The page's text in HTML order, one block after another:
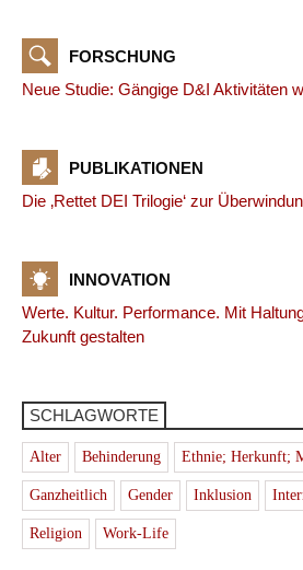
FORSCHUNG
Neue Studie: Gängige D&I Aktivitäten
PUBLIKATIONEN
Die ‚Rettet DEI Trilogie‘ zur
INNOVATION
Werte. Kultur. Performance. Mit
Zukunft gestalten
SCHLAGWORTE
Alter Behinderung Ethnie; Herkunft;
Ganzheitlich Gender Inklusion
Religion Work-Life